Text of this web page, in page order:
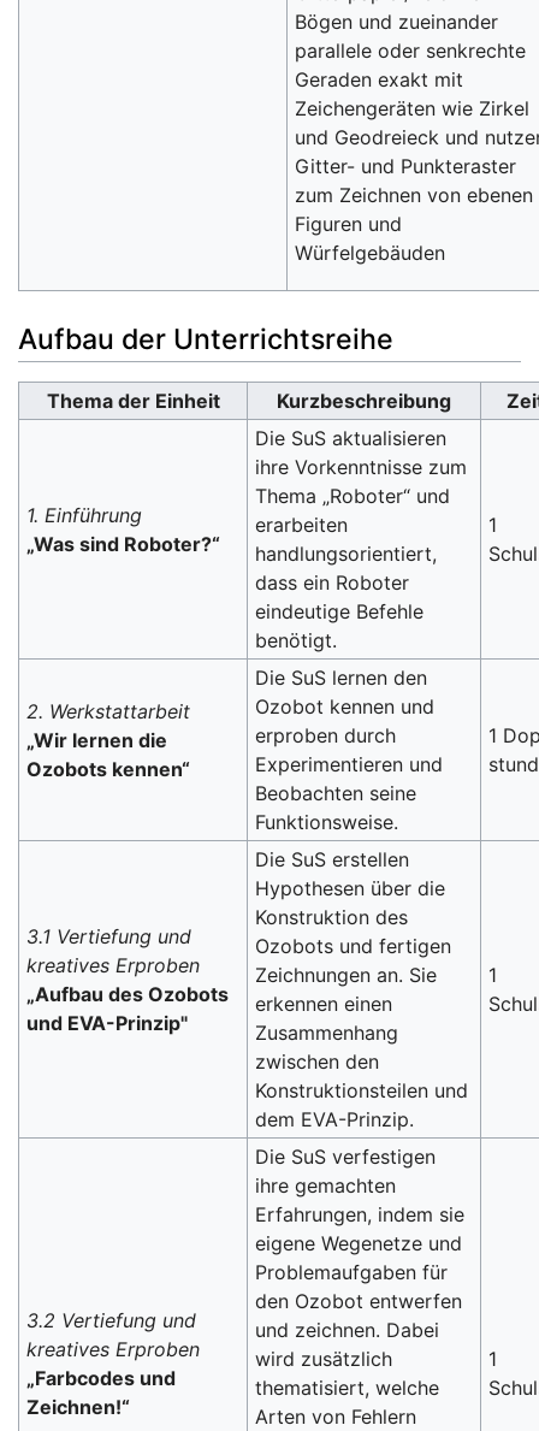
Bögen und zueinander
parallele oder senkrechte
Geraden exakt mit
Zeichengeräten wie Zirkel
und Geodreieck und
Gitter- und Punkteraster
zum Zeichnen von ebenen
Figuren und
Würfelgebäuden
Aufbau der Unterrichtsreihe
Thema der Einheit Kurzbeschreibung
1. Einführung
„Was sind Roboter?“
Die SuS aktualisieren
ihre Vorkenntnisse zum
Thema „Roboter“ und
erarbeiten
handlungsorientiert,
dass ein Roboter
eindeutige Befehle
benötigt.
1
2. Werkstattarbeit
„Wir lernen die
Ozobots kennen“
Die SuS lernen den
Ozobot kennen und
erproben durch
Experimentieren und
Beobachten seine
Funktionsweise.
1
3.1 Vertiefung und
kreatives Erproben
„Aufbau des Ozobots
und EVA-Prinzip"
Die SuS erstellen
Hypothesen über die
Konstruktion des
Ozobots und fertigen
Zeichnungen an. Sie
erkennen einen
Zusammenhang
zwischen den
Konstruktionsteilen und
dem EVA-Prinzip.
1
3.2 Vertiefung und
kreatives Erproben
„Farbcodes und
Zeichnen!“
Die SuS verfestigen
ihre gemachten
Erfahrungen, indem sie
eigene Wegenetze und
Problemaufgaben für
den Ozobot entwerfen
und zeichnen. Dabei
wird zusätzlich
thematisiert, welche
Arten von Fehlern
1